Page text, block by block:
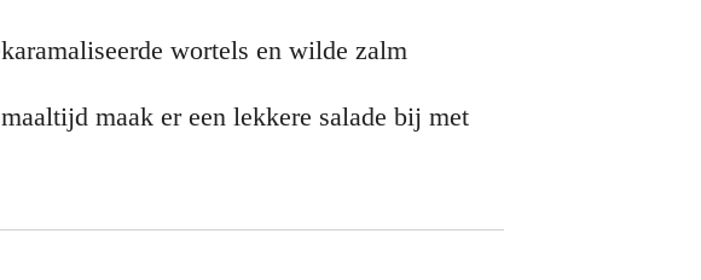
wortels en wilde zalm
maak er een lekkere salade bij met